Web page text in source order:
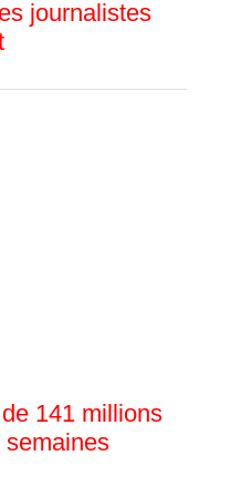
journalistes
141 millions
semaines